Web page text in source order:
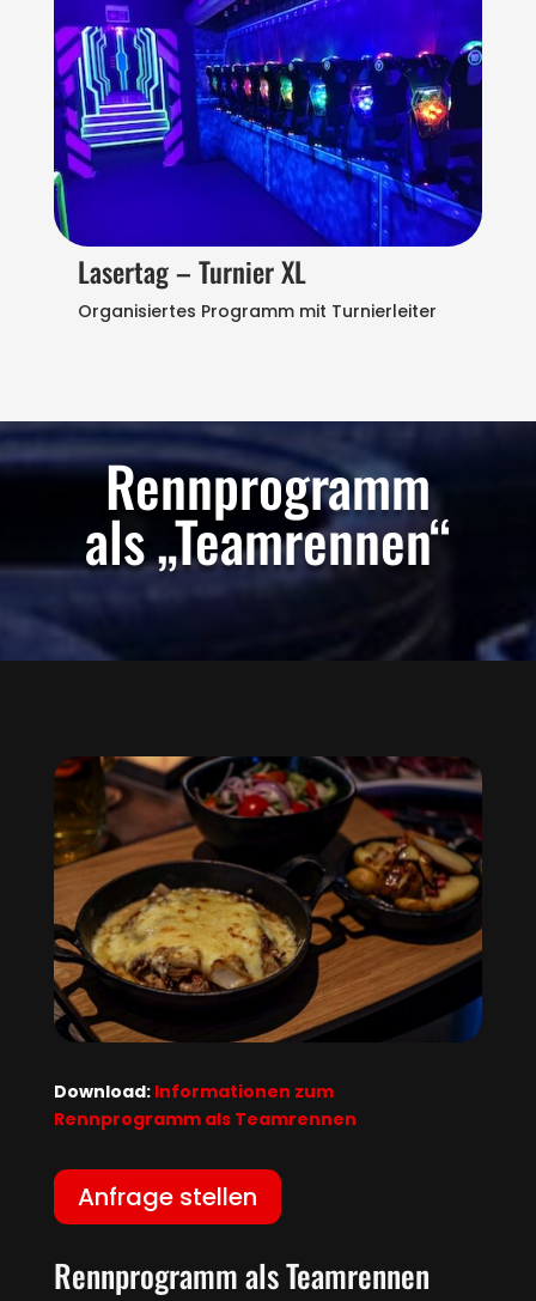
Lasertag – Turnier XL
Organisiertes Programm mit Turnierleiter
Rennprogramm
als „Teamrennen“
Download: Informationen zum
Rennprogramm als Teamrennen
Anfrage stellen
Rennprogramm als Teamrennen